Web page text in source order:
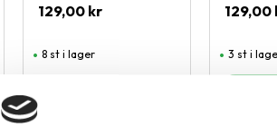
129,00kr
8 st i lager
129,00
3 st i